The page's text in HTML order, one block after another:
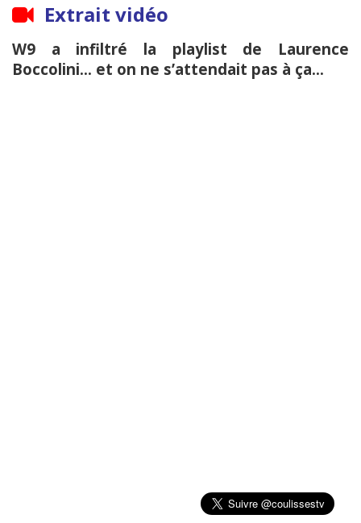
Extrait vidéo
W9 a infiltré la playlist de Laurence
Boccolini… et on ne s’attendait pas à ça...